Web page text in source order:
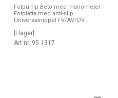
Fotpump Beto med manometer
Fotplatta med anti-slip
Universalnippel FV/AV/DV...
[I lager]
Art nr. 95-1317